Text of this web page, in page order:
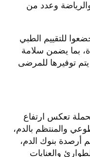
وعدد من
للتقييم الطبي
بما يضمن سلامة
توفيرها للمرضى
تعكس ارتفاع
والمنتظم بالدم،
بنوك الدم،
والعنايات